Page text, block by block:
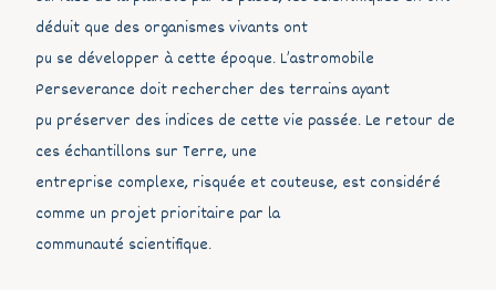
déduit que des organismes vivants ont
pu se développer à cette époque. L’astromobile
Perseverance doit rechercher des terrains ayant
pu préserver des indices de cette vie passée. Le retour de
ces échantillons sur Terre, une
entreprise complexe, risquée et couteuse, est considéré
comme un projet prioritaire par la
communauté scientifique.